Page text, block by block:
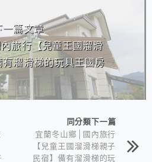
一篇文章
旅行【兒童王國溜滑
溜滑梯的玩具王國房
同分類下一篇
宜蘭冬山鄉│國內旅行
【兒童王國溜滑梯親子
民宿】備有溜滑梯的玩